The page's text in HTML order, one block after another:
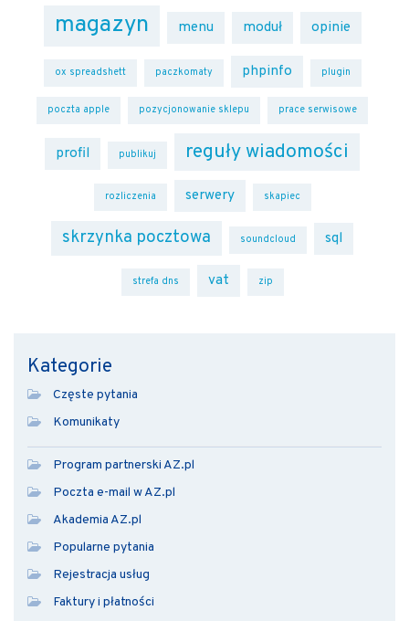
magazyn menu moduł opinie
ox spreadshett paczkomaty phpinfo plugin
poczta apple pozycjonowanie sklepu prace serwisowe
profil publikuj reguły wiadomości
rozliczenia serwery skapiec
skrzynka pocztowa soundcloud sql
strefa dns vat zip
Kategorie
Częste pytania
Komunikaty
Program partnerski AZ.pl
Poczta e-mail w AZ.pl
Akademia AZ.pl
Popularne pytania
Rejestracja usług
Faktury i płatności